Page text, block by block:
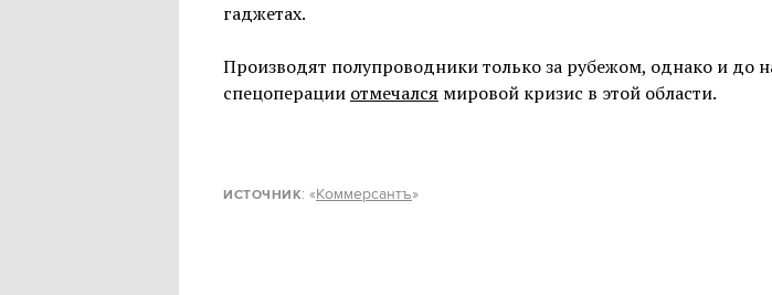
гаджетах.
Производят полупроводники только за рубежом, однако и до
спецоперации отмечался мировой кризис в этой области.
ИСТОЧНИК: «Коммерсантъ»